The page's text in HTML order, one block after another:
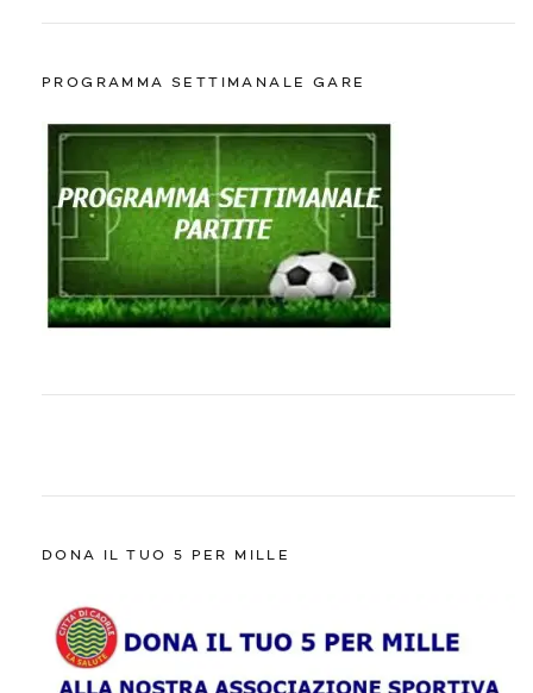
PROGRAMMA SETTIMANALE GARE
DONA IL TUO 5 PER MILLE